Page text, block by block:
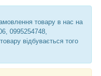
товару в нас на
0995254748,
відбувається того